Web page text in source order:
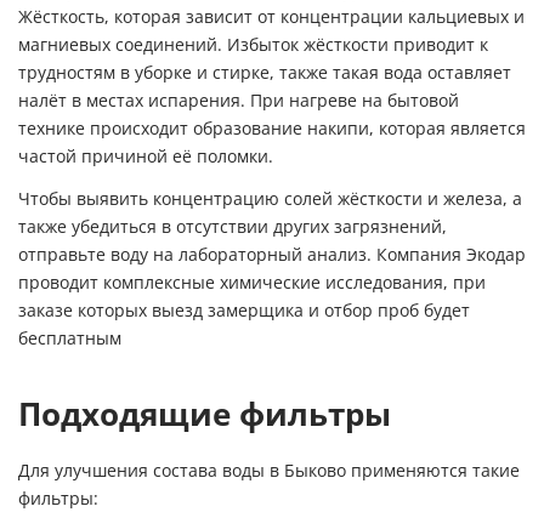
Жёсткость, которая зависит от концентрации кальциевых и
магниевых соединений. Избыток жёсткости приводит к
трудностям в уборке и стирке, также такая вода оставляет
налёт в местах испарения. При нагреве на бытовой
технике происходит образование накипи, которая является
частой причиной её поломки.
Чтобы выявить концентрацию солей жёсткости и железа, а
также убедиться в отсутствии других загрязнений,
отправьте воду на лабораторный анализ. Компания Экодар
проводит комплексные химические исследования, при
заказе которых выезд замерщика и отбор проб будет
бесплатным
Подходящие фильтры
Для улучшения состава воды в Быково применяются такие
фильтры: